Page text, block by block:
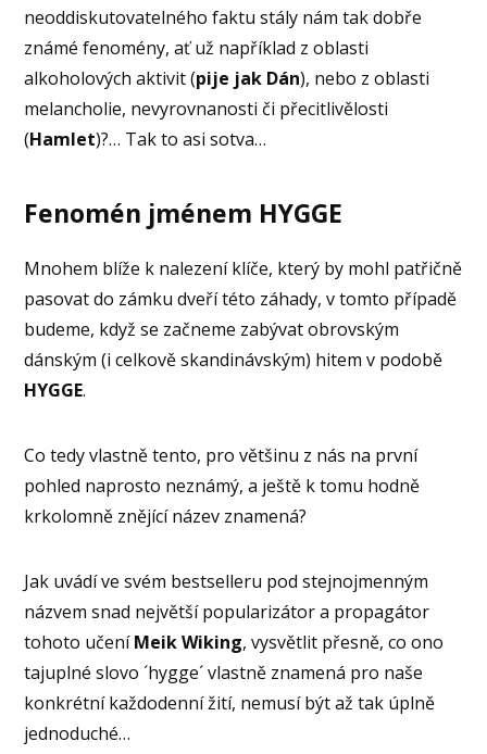
neoddiskutovatelného faktu stály nám tak dobře
známé fenomény, ať už například z oblasti
alkoholových aktivit (pije jak Dán), nebo z oblasti
melancholie, nevyrovnanosti či přecitlivělosti
(Hamlet)?… Tak to asi sotva…
Fenomén jménem HYGGE
Mnohem blíže k nalezení klíče, který by mohl patřičně
pasovat do zámku dveří této záhady, v tomto případě
budeme, když se začneme zabývat obrovským
dánským (i celkově skandinávským) hitem v podobě
HYGGE.
Co tedy vlastně tento, pro většinu z nás na první
pohled naprosto neznámý, a ještě k tomu hodně
krkolomně znějící název znamená?
Jak uvádí ve svém bestselleru pod stejnojmenným
názvem snad největší popularizátor a propagátor
tohoto učeníMeik Wiking, vysvětlit přesně, co ono
tajuplné slovo ´hygge´ vlastně znamená pro naše
konkrétní každodenní žití, nemusí být až tak úplně
jednoduché…